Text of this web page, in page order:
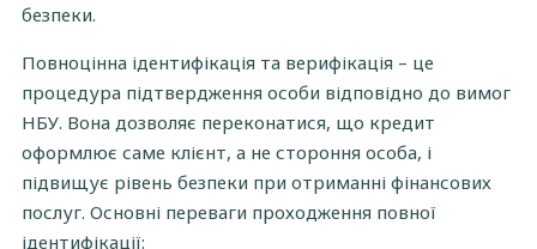
безпеки.
Повноцінна ідентифікація та верифікація – це
процедура підтвердження особи відповідно до вимог
НБУ. Вона дозволяє переконатися, що кредит
оформлює саме клієнт, а не стороння особа, і
підвищує рівень безпеки при отриманні фінансових
послуг. Основні переваги проходження повної
ідентифікації: